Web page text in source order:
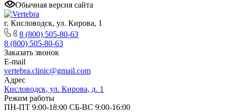
Обычная версия сайта
г. Кисловодск, ул. Кирова, 1
8 (800) 505-80-63
8 (800) 505-80-63
Заказать звонок
E-mail
vertebra.clinic@gmail.com
Адрес
Кисловодск, ул. Кирова, д. 1
Режим работы
ПН-ПТ 9:00-18:00 СБ-ВС 9:00-16:00